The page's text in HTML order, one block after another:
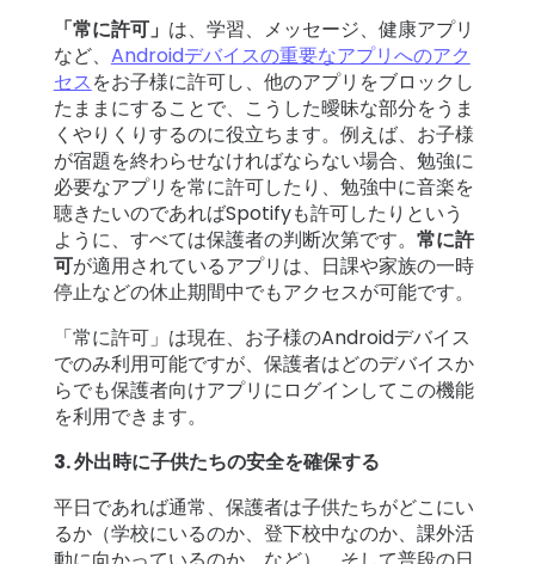
「常に許可」 は、学習、メッセージ、健康アプリ
など、 Androidデバイスの重要なアプリへのアク
セスをお子様に許可し、他のアプリをブロックし
たままにすることで、こうした曖昧な部分をうま
くやりくりするのに役立ちます。例えば、お子様
が宿題を終わらせなければならない場合、勉強に
必要なアプリを常に許可したり、勉強中に音楽を
聴きたいのであればSpotifyも許可したりという
ように、すべては保護者の判断次第です。 常に許
可が適用されているアプリは、日課や家族の一時
停止などの休止期間中でもアクセスが可能です。
「常に許可」は現在、お子様のAndroidデバイス
でのみ利用可能ですが、保護者はどのデバイスか
らでも保護者向けアプリにログインしてこの機能
を利用できます。
3. 外出時に子供たちの安全を確保する
平日であれば通常、保護者は子供たちがどこにい
るか（学校にいるのか、登下校中なのか、課外活